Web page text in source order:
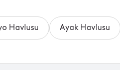
Havlusu Ayak Havlusu